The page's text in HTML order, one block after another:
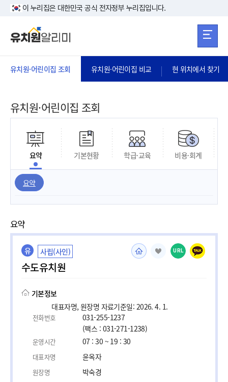
본문 바로가기
이 누리집은 대한민국 공식 전자정부 누리집입니다.
유치원·어린이집 조회 유치원·어린이집 비교 현 위치에서 찾기
유치원·어린이집 조회
요약 기본현황 학급·교육 비용·회계
요약
요약
유 사립(사인)
수도유치원
URL
기본정보
대표자명, 원장명 자료기준일: 2026. 4. 1.
전화번호
031-255-1237
(팩스 : 031-271-1238)
운영시간 07 : 30 ~ 19 : 30
대표자명 윤옥자
원장명 박숙경